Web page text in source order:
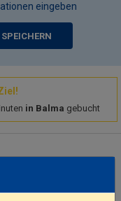
eingeben
in Balma gebucht